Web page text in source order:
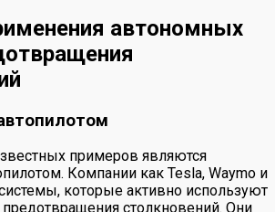
автономных
примеров являются
Компании как Tesla, Waymo и
которые активно используют
столкновений. Они